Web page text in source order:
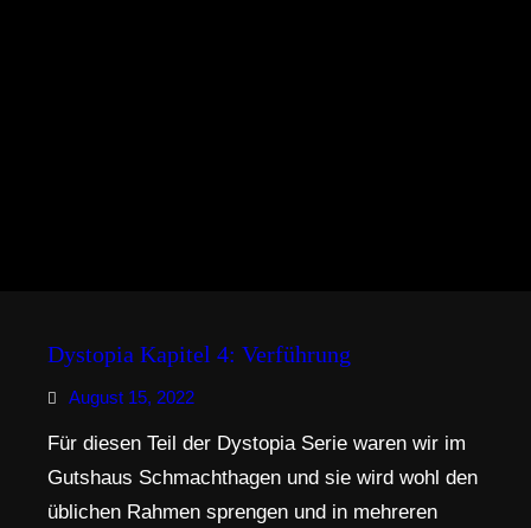
Dystopia Kapitel 4: Verführung
August 15, 2022
Für diesen Teil der Dystopia Serie waren wir im
Gutshaus Schmachthagen und sie wird wohl den
üblichen Rahmen sprengen und in mehreren